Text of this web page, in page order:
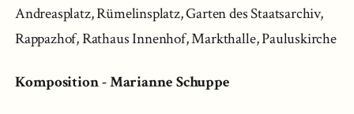
Andreasplatz, Rümelinsplatz, Garten des Staatsarchiv,
Rappazhof, Rathaus Innenhof, Markthalle, Pauluskirche
Komposition - Marianne Schuppe